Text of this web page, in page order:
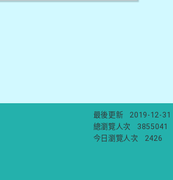
最後更新
2019-12-31
總瀏覽人次
3855041
今日瀏覽人次
2426